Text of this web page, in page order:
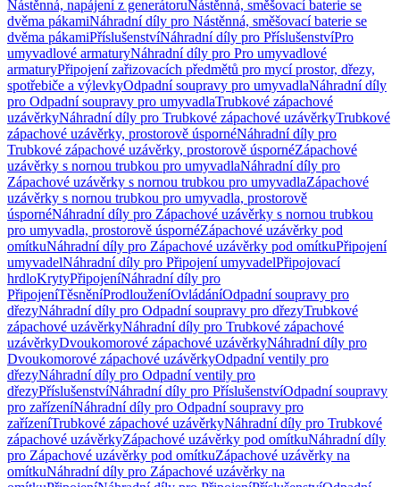
Nástěnná, napájení z generátoruNástěnná, směšovací baterie se
dvěma pákamiNáhradní díly pro Nástěnná, směšovací baterie se
dvěma pákamiPříslušenstvíNáhradní díly pro PříslušenstvíPro
umyvadlové armaturyNáhradní díly pro Pro umyvadlové
armaturyPřipojení zařizovacích předmětů pro mycí prostor, dřezy,
spotřebiče a výlevkyOdpadní soupravy pro umyvadlaNáhradní díly
pro Odpadní soupravy pro umyvadlaTrubkové zápachové
uzávěrkyNáhradní díly pro Trubkové zápachové uzávěrkyTrubkové
zápachové uzávěrky, prostorově úspornéNáhradní díly pro
Trubkové zápachové uzávěrky, prostorově úspornéZápachové
uzávěrky s nornou trubkou pro umyvadlaNáhradní díly pro
Zápachové uzávěrky s nornou trubkou pro umyvadlaZápachové
uzávěrky s nornou trubkou pro umyvadla, prostorově
úspornéNáhradní díly pro Zápachové uzávěrky s nornou trubkou
pro umyvadla, prostorově úspornéZápachové uzávěrky pod
omítkuNáhradní díly pro Zápachové uzávěrky pod omítkuPřipojení
umyvadelNáhradní díly pro Připojení umyvadelPřipojovací
hrdloKrytyPřipojeníNáhradní díly pro
PřipojeníTěsněníProdlouženíOvládáníOdpadní soupravy pro
dřezyNáhradní díly pro Odpadní soupravy pro dřezyTrubkové
zápachové uzávěrkyNáhradní díly pro Trubkové zápachové
uzávěrkyDvoukomorové zápachové uzávěrkyNáhradní díly pro
Dvoukomorové zápachové uzávěrkyOdpadní ventily pro
dřezyNáhradní díly pro Odpadní ventily pro
dřezyPříslušenstvíNáhradní díly pro PříslušenstvíOdpadní soupravy
pro zařízeníNáhradní díly pro Odpadní soupravy pro
zařízeníTrubkové zápachové uzávěrkyNáhradní díly pro Trubkové
zápachové uzávěrkyZápachové uzávěrky pod omítkuNáhradní díly
pro Zápachové uzávěrky pod omítkuZápachové uzávěrky na
omítkuNáhradní díly pro Zápachové uzávěrky na